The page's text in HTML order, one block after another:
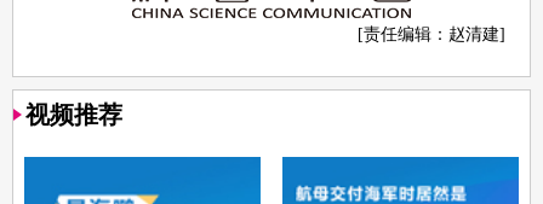
[责任编辑：赵清建]
视频推荐